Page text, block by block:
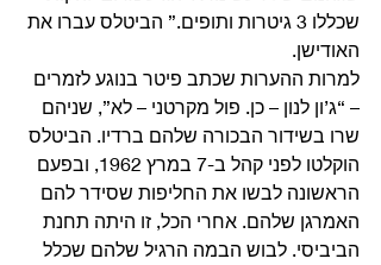
שכללו 3 גיטרות ותופים.” הביטלס עברו את
האודישן.
למרות ההערות שכתב פיטר בנוגע לזמרים
– “ג’ון לנון – כן. פול מקרטני – לא”, שניהם
שרו בשידור הבכורה שלהם ברדיו. הביטלס
הוקלטו לפני קהל ב-7 במרץ 1962, ובפעם
הראשונה לבשו את החליפות שסידר להם
האמרגן שלהם. אחרי הכל, זו היתה תחנת
הביביסי. לבוש הבמה הרגיל שלהם שכלל